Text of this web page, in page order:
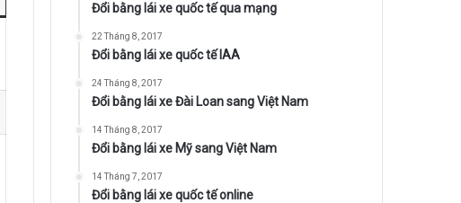
Đổi bằng lái xe quốc tế qua mạng
22 Tháng 8, 2017
Đổi bằng lái xe quốc tế IAA
24 Tháng 8, 2017
Đổi bằng lái xe Đài Loan sang Việt Nam
14 Tháng 8, 2017
Đổi bằng lái xe Mỹ sang Việt Nam
14 Tháng 7, 2017
Đổi bằng lái xe quốc tế online